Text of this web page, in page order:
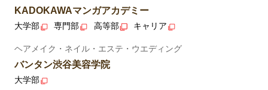
KADOKAWAマンガアカデミー
大学部 専門部 高等部 キャリア
ヘアメイク・ネイル・エステ・ウエディング
バンタン渋谷美容学院
大学部